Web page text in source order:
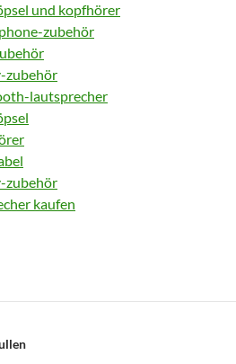
und kopfhörer
zubehör
zubehör
lautsprecher
zubehör
kaufen